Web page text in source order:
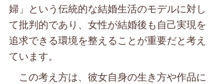
婦」という伝統的な結婚生活のモデルに対し
て批判的であり、女性が結婚後も自己実現を
追求できる環境を整えることが重要だと考え
ています。
この考え方は、彼女自身の生き方や作品に